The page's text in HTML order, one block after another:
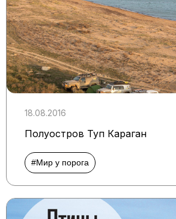
18.08.2016
Полуостров Туп Караган
#Мир у порога